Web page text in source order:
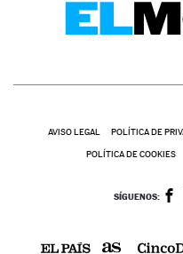
AVISO LEGAL POLÍTICA DE
POLÍTICA DE COOKIES
SÍGUENOS: